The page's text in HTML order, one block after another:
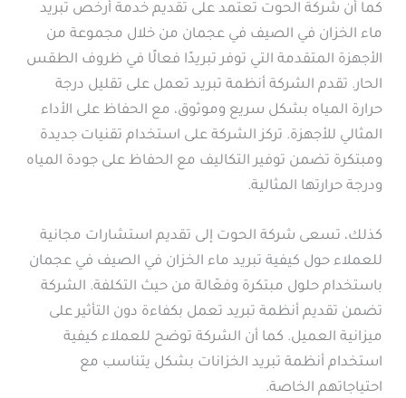
كما أن شركة الحوت تعتمد على تقديم خدمة أرخص تبريد
ماء الخزان في الصيف في عجمان من خلال مجموعة من
الأجهزة المتقدمة التي توفر تبريدًا فعالًا في ظروف الطقس
الحار. تقدم الشركة أنظمة تبريد تعمل على تقليل درجة
حرارة المياه بشكل سريع وموثوق، مع الحفاظ على الأداء
المثالي للأجهزة. تركز الشركة على استخدام تقنيات جديدة
ومبتكرة تضمن توفير التكاليف مع الحفاظ على جودة المياه
ودرجة حرارتها المثالية.
كذلك، تسعى شركة الحوت إلى تقديم استشارات مجانية
للعملاء حول كيفية تبريد ماء الخزان في الصيف في عجمان
باستخدام حلول مبتكرة وفعّالة من حيث التكلفة. الشركة
تضمن تقديم أنظمة تبريد تعمل بكفاءة دون التأثير على
ميزانية العميل. كما أن الشركة توضح للعملاء كيفية
استخدام أنظمة تبريد الخزانات بشكل يتناسب مع
احتياجاتهم الخاصة.